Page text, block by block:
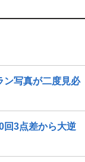
ン写真が二度見必
回3点差から大逆